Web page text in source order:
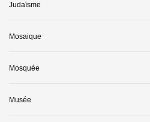
Judaïsme
Mosaique
Mosquée
Musée